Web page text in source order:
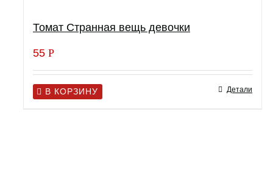
Томат Странная вещь девочки
55 Р
В КОРЗИНУ Детали